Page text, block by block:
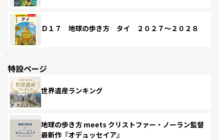
Ｄ１７ 地球の歩き方 タイ ２０２７～２０２８
特設ページ
世界遺産ランキング
地球の歩き方 meets クリストファー・ノーラン監督
最新作『オデュッセイア』